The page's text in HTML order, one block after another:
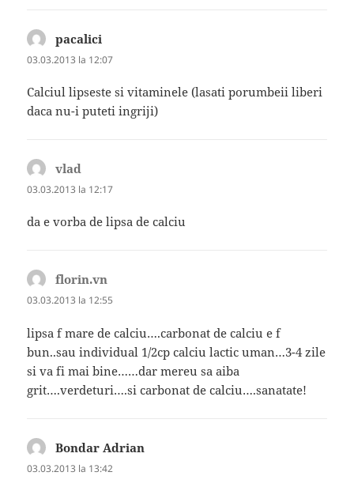
pacalici
03.03.2013 la 12:07
Calciul lipseste si vitaminele (lasati porumbeii liberi
daca nu-i puteti ingriji)
vlad
03.03.2013 la 12:17
da e vorba de lipsa de calciu
florin.vn
03.03.2013 la 12:55
lipsa f mare de calciu….carbonat de calciu e f
bun..sau individual 1/2cp calciu lactic uman…3-4 zile
si va fi mai bine……dar mereu sa aiba
grit….verdeturi….si carbonat de calciu….sanatate!
Bondar Adrian
03.03.2013 la 13:42